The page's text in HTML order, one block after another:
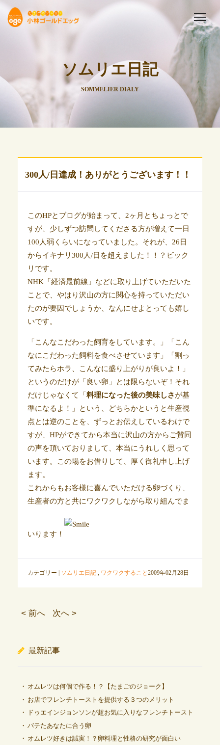
ソムリエ日記
SOMMELIER DIALY
300人/日達成！ありがとうございます！！
このHPとブログが始まって、2ヶ月とちょっとで
すが、少しずつ訪問してくださる方が増えて一日
100人弱くらいになっていました。それが、26日
からイキナリ300人/日を超えました！！？ビック
リです。
NHK「経済最前線」などに取り上げていただいた
ことで、やはり沢山の方に関心を持っていただい
たのが要因でしょうか、なんにせよとっても嬉し
いです。
「こんなこだわった飼育をしています。」「こん
なにこだわった飼料を食べさせています」「割っ
てみたらホラ、こんなに盛り上がりが良いよ！」
というのだけが「良い卵」とは限らないぞ！それ
だけじゃなくて「 料理になった後の美味しさが基
準になるよ！」という、どちらかというと生産視
点とは逆のことを、ずっとお伝えしているわけで
すが、HPができてから本当に沢山の方からご賛同
の声を頂いておりまして、本当にうれしく思って
います。この場をお借りして、厚く御礼申し上げ
ます。
これからもお客様に喜んでいただける卵づくり、
生産者の方と共にワクワクしながら取り組んでま
いります！
カテゴリー | ソムリエ日記, ワクワクすること 2009年02月28日
< 前へ 次へ >
最新記事
オムレツは何個で作る！？【たまごのジョーク】
お店でフレンチトーストを提供する３つのメリット
ドゥエインジョンソンが超お気に入りなフレンチトースト
バテたあなたに合う卵
オムレツ好きは誠実！？卵料理と性格の研究が面白い